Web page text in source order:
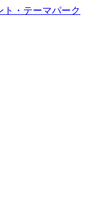
ト・テーマパーク